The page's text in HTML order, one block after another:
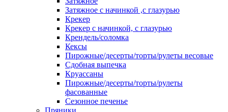
Затяжное с начинкой ,с глазурью
Крекер
Крекер с начинкой, с глазурью
Крендель/соломка
Кексы
Пирожные/десерты/торты/рулеты весовые
Сдобная выпечка
Круассаны
Пирожные/десерты/торты/рулеты
фасованные
Сезонное печенье
Пряники